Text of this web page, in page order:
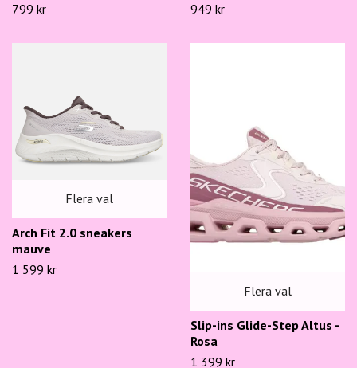
799 kr
949 kr
Flera val
Arch Fit 2.0 sneakers
mauve
1 599 kr
Flera val
Slip-ins Glide-Step Altus -
Rosa
1 399 kr